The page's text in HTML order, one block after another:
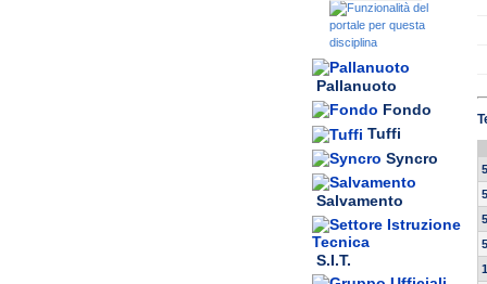
Pallanuoto
Fondo
Tuffi
Syncro
Salvamento
S.I.T.